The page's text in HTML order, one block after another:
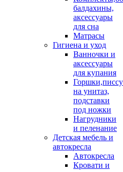
балдахины,
аксессуары
для сна
Матрасы
Гигиена и уход
Ванночки и
аксессуары
для купания
на унитаз,
подставки
под ножки
Нагрудники
и пеленание
Детская мебель и
автокресла
Автокресла
Кровати и